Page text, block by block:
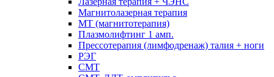
Магнитолазерная терапия
МТ (магнитотерапия)
Плазмолифтинг 1 амп.
Прессотерапия (лимфодренаж) талия + ноги
РЭГ
СМТ